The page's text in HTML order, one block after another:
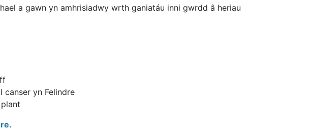
a gawn yn amhrisiadwy wrth ganiatáu inni gwrdd â heriau
canser yn Felindre